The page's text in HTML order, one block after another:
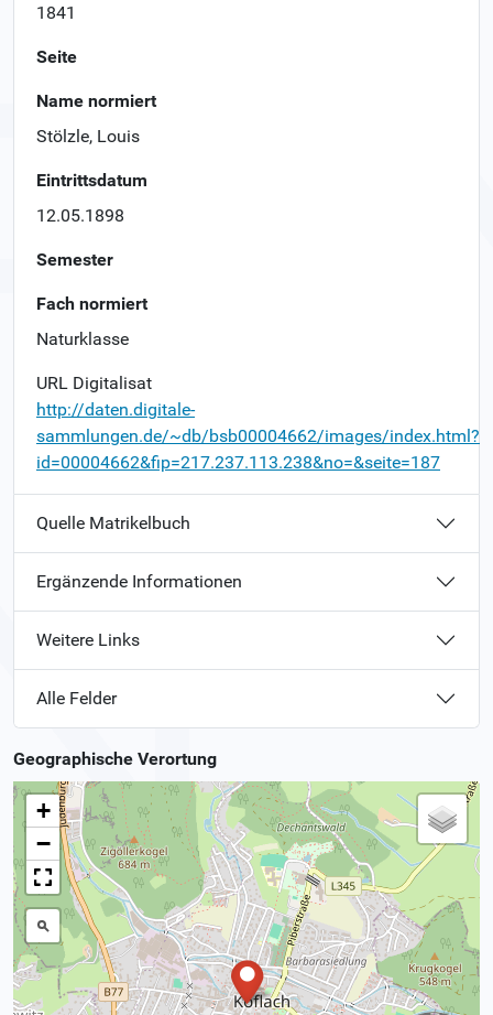
1841
Seite
Name normiert
Stölzle, Louis
Eintrittsdatum
12.05.1898
Semester
Fach normiert
Naturklasse
URL Digitalisat
http://daten.digitale-
sammlungen.de/~db/bsb00004662/images/index.html?
id=00004662&fip=217.237.113.238&no=&seite=187
Quelle Matrikelbuch
Ergänzende Informationen
Weitere Links
Alle Felder
Geographische Verortung
+
−